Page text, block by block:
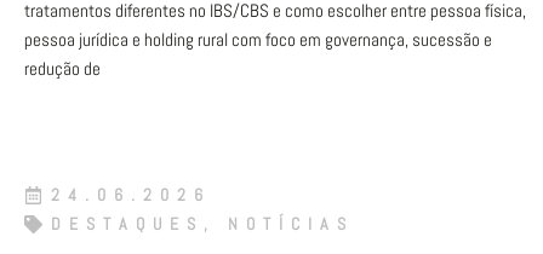
tratamentos diferentes no IBS/CBS e como escolher entre pessoa física,
pessoa jurídica e holding rural com foco em governança, sucessão e
redução de
24.06.2026
DESTAQUES , NOTÍCIAS